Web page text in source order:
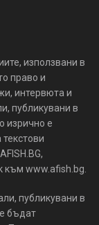
използвани в
право и
интервюта и
публикувани в
изрично е
към www.afish.bg.
публикувани в
бъдат